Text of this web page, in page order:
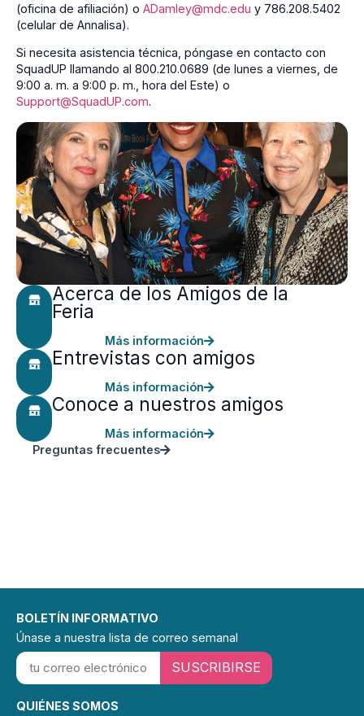
(oficina de afiliación) o ADamley@mdc.edu y 786.208.5402
(celular de Annalisa).
Si necesita asistencia técnica, póngase en contacto con
SquadUP llamando al 800.210.0689 (de lunes a viernes, de
9:00 a. m. a 9:00 p. m., hora del Este) o
Support@SquadUP.com.
Acerca de los Amigos de la
Feria
Más información
Entrevistas con amigos
Más información
Conoce a nuestros amigos
Más información
Preguntas frecuentes
QUIÉNES SOMOS
BOLETÍN INFORMATIVO
Únase a nuestra lista de correo semanal
SUSCRIBIRSE